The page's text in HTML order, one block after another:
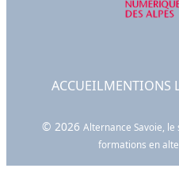
ACCUEILMENTIONS
© 2026 Alternance Savoie, le
formations en